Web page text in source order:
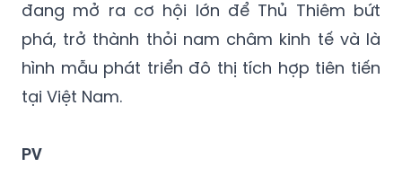
đang mở ra cơ hội lớn để Thủ Thiêm bứt
phá, trở thành thỏi nam châm kinh tế và là
hình mẫu phát triển đô thị tích hợp tiên tiến
tại Việt Nam.
PV